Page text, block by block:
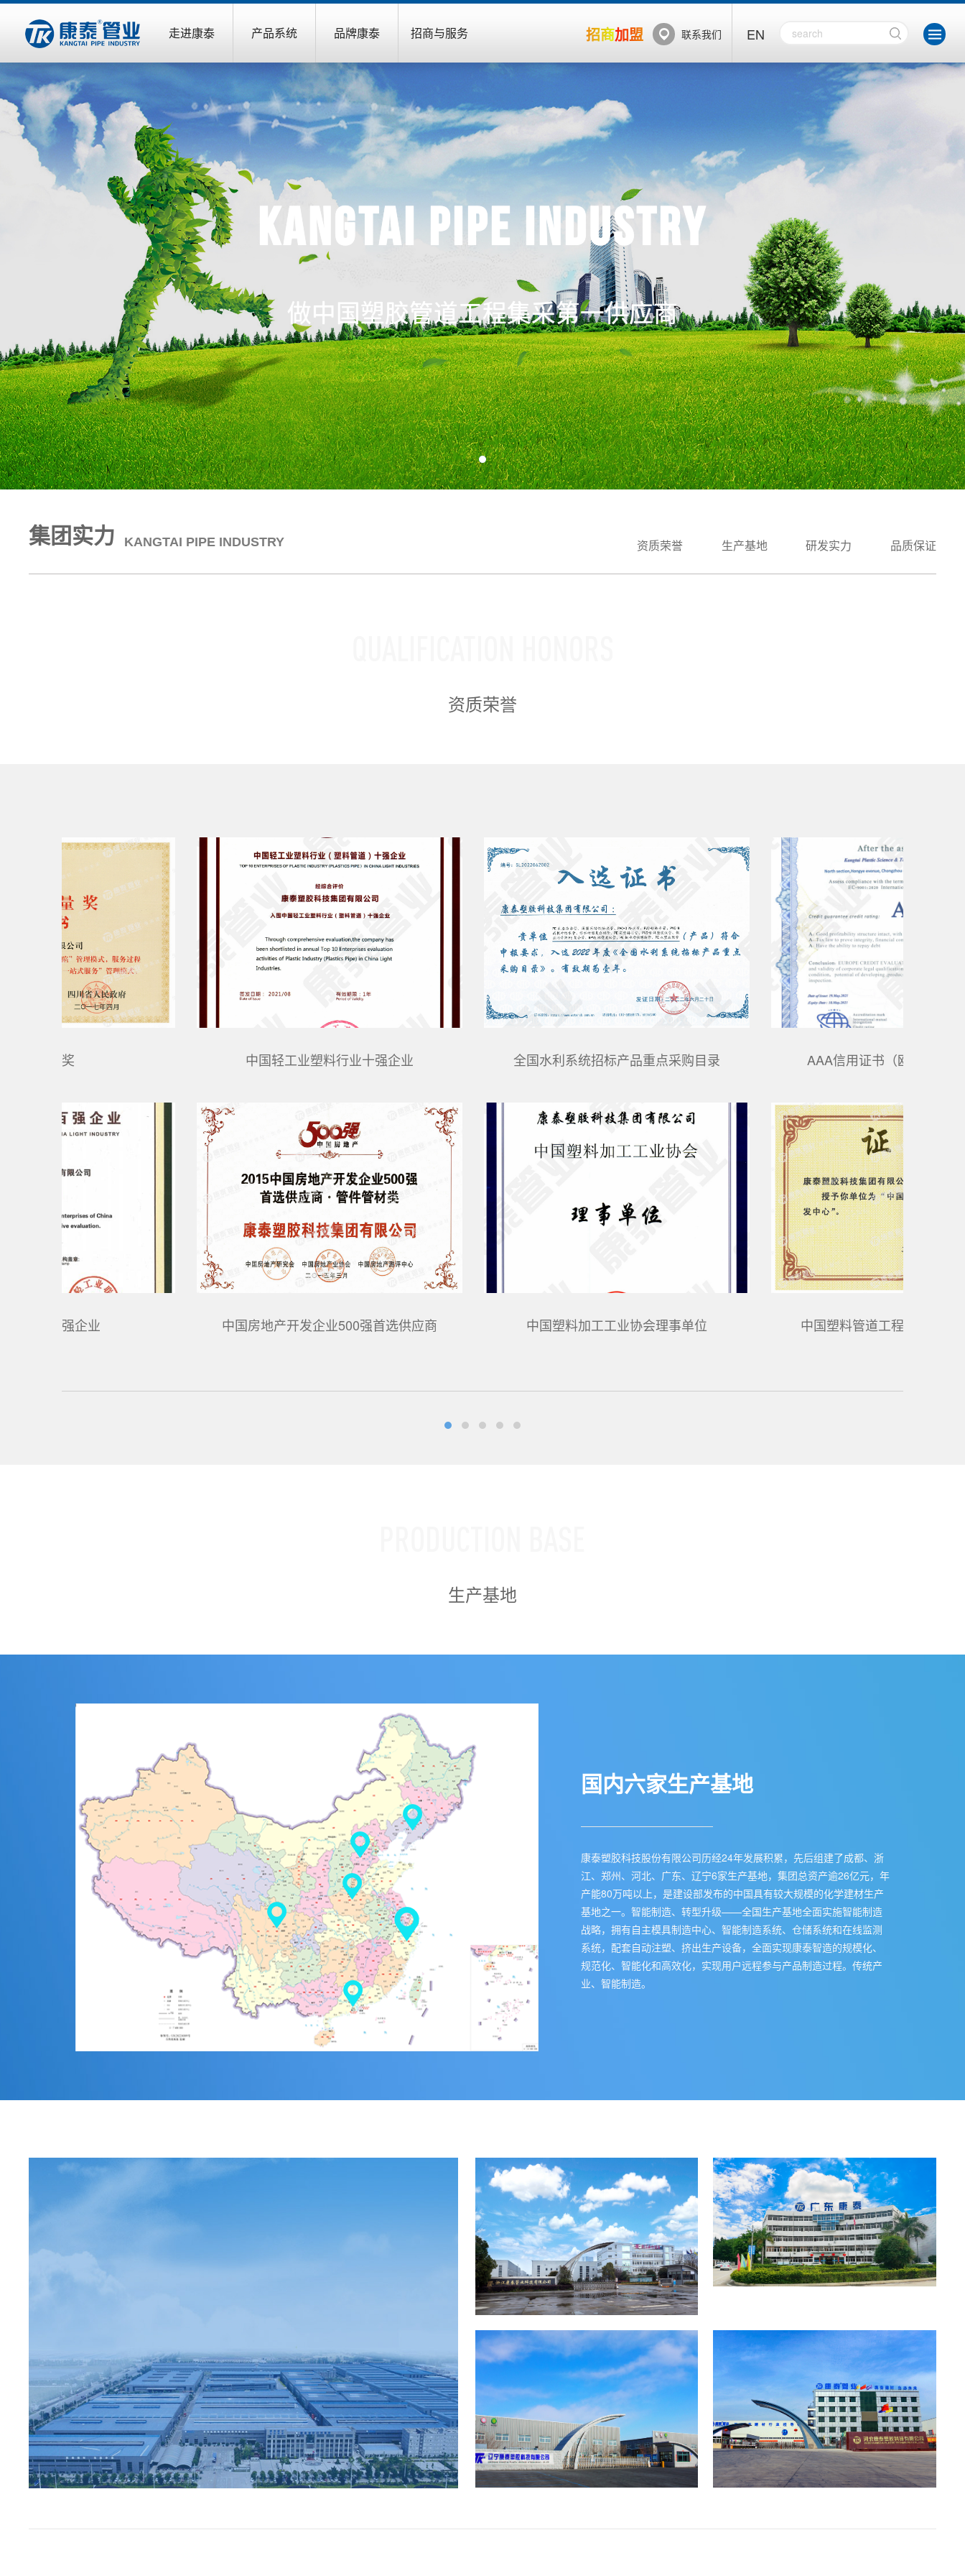
走进康泰 产品系统 品牌康泰 招商与服务 EN
招商加盟 联系我们
Kangtai Pipe Industry
做中国塑胶管道工程集采第一供应商
集团实力 KANGTAI PIPE INDUSTRY 资质荣誉 生产基地 研发实力 品质保证
资质荣誉
四川质量奖
中国轻工业百强企业
中国轻工业塑料行业十强企业
中国房地产开发企业500强首选供应商
全国水利系统招标产品重点采购目录
中国塑料加工工业协会理事单位
生产基地
国内六家生产基地
康泰塑胶科技股份有限公司历经24年发展积累，先后组建了成都、浙
江、郑州、河北、广东、辽宁6家生产基地，集团总资产逾26亿元，年
产能80万吨以上，是建设部发布的中国具有较大规模的化学建材生产
基地之一。智能制造、转型升级——全国生产基地全面实施智能制造
战略，拥有自主模具制造中心、智能制造系统、仓储系统和在线监测
系统，配套自动注塑、挤出生产设备，全面实现康泰智造的规模化、
规范化、智能化和高效化，实现用户远程参与产品制造过程。传统产
业、智能制造。